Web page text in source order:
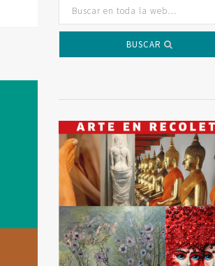
BUSCAR